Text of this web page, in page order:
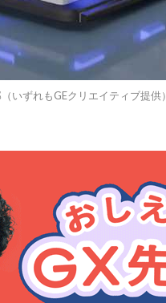
いずれもGEクリエイティブ提供）